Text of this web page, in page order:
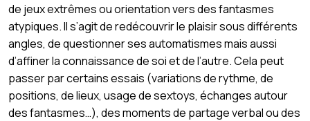
de jeux extrêmes ou orientation vers des fantasmes
atypiques. Il s’agit de redécouvrir le plaisir sous différents
angles, de questionner ses automatismes mais aussi
d’affiner la connaissance de soi et de l’autre. Cela peut
passer par certains essais (variations de rythme, de
positions, de lieux, usage de sextoys, échanges autour
des fantasmes…), des moments de partage verbal ou des